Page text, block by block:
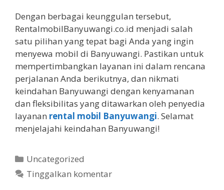
Dengan berbagai keunggulan tersebut,
RentalmobilBanyuwangi.co.id menjadi salah
satu pilihan yang tepat bagi Anda yang ingin
menyewa mobil di Banyuwangi. Pastikan untuk
mempertimbangkan layanan ini dalam rencana
perjalanan Anda berikutnya, dan nikmati
keindahan Banyuwangi dengan kenyamanan
dan fleksibilitas yang ditawarkan oleh penyedia
layanan rental mobil Banyuwangi. Selamat
menjelajahi keindahan Banyuwangi!
Kategori
Uncategorized
Tinggalkan komentar